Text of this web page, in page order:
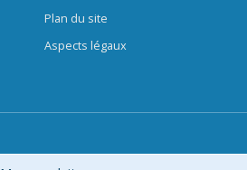
Plan du site
Aspects légaux